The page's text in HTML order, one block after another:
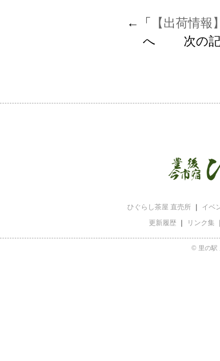
←「
【出荷情
へ 次の記
ひぐらし茶屋 直売所 ｜ イベ
更新履歴 ｜ リンク集
© 里の駅